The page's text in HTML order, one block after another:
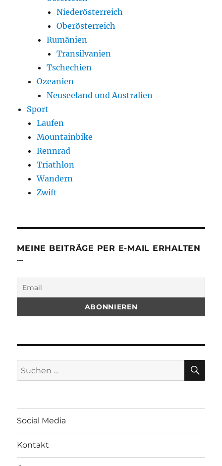
Niederösterreich
Oberösterreich
Rumänien
Transilvanien
Tschechien
Ozeanien
Neuseeland und Australien
Sport
Laufen
Mountainbike
Rennrad
Triathlon
Wandern
Zwift
MEINE BEITRÄGE PER E-MAIL ERHALTEN
…
Suchen
nach:
Social Media
Kontakt